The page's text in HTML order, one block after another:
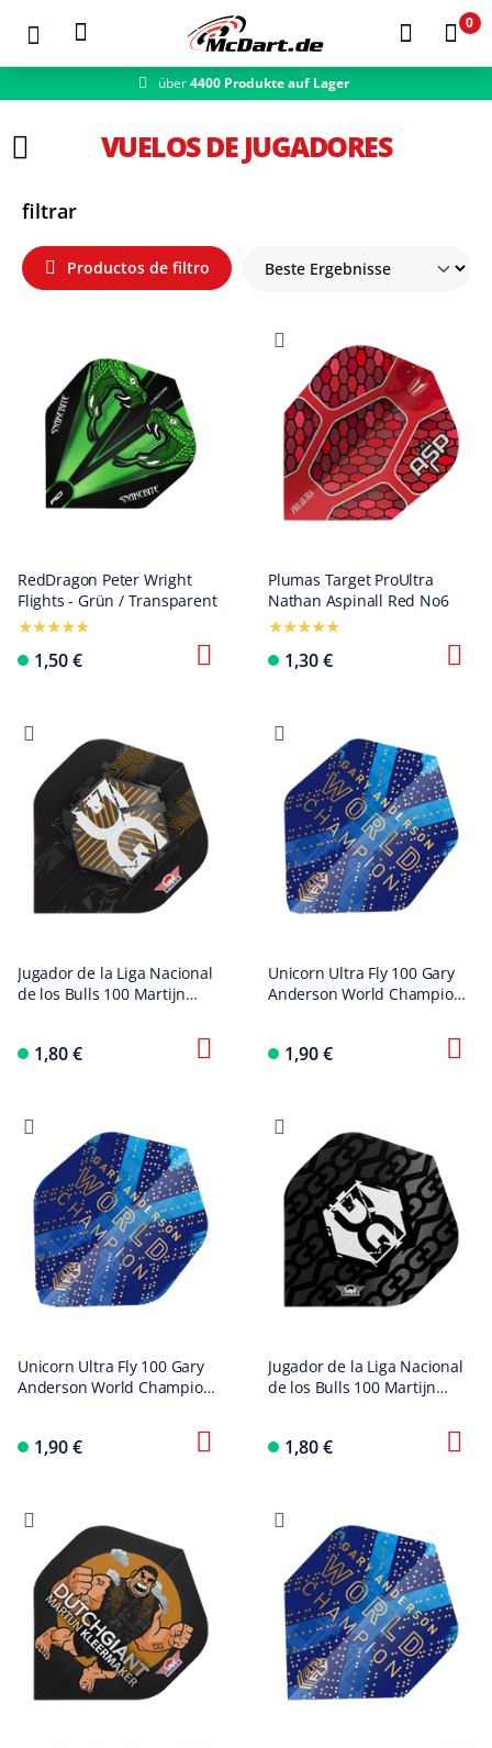
Zum Hauptinhalt springen
0
über4400 Produkte auf Lager
VUELOS DE JUGADORES
filtrar
Productos de filtro
RedDragon Peter Wright
Flights - Grün / Transparent
1,50 €
Plumas Target ProUltra
Nathan Aspinall Red No6
1,30 €
Jugador de la Liga Nacional
de los Bulls 100 Martijn
1,80 €
Unicorn Ultra Fly 100 Gary
Anderson World Champion
1,90 €
Unicorn Ultra Fly 100 Gary
Anderson World Champion
1,90 €
Jugador de la Liga Nacional
de los Bulls 100 Martijn
1,80 €